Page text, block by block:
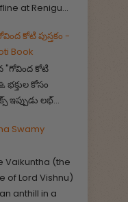
at Renigu...
కోటి పుస్తకం -
Book
"గోవింద కోటి
భక్తుల కోసం
ఇప్పుడు లభ్...
Swamy
Vaikuntha (the
of Lord Vishnu)
anthill in a